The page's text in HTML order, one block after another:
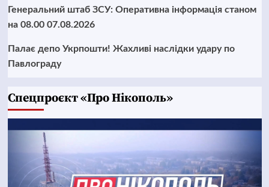
Генеральний штаб ЗСУ: Оперативна інформація станом
на 08.00 07.08.2026
Палає депо Укрпошти! Жахливі наслідки удару по
Павлограду
Cпецпроєкт «Про Нікополь»